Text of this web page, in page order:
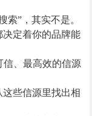
索”，其实不是。
定着你的品牌能
、最高效的信源
些信源里找出相